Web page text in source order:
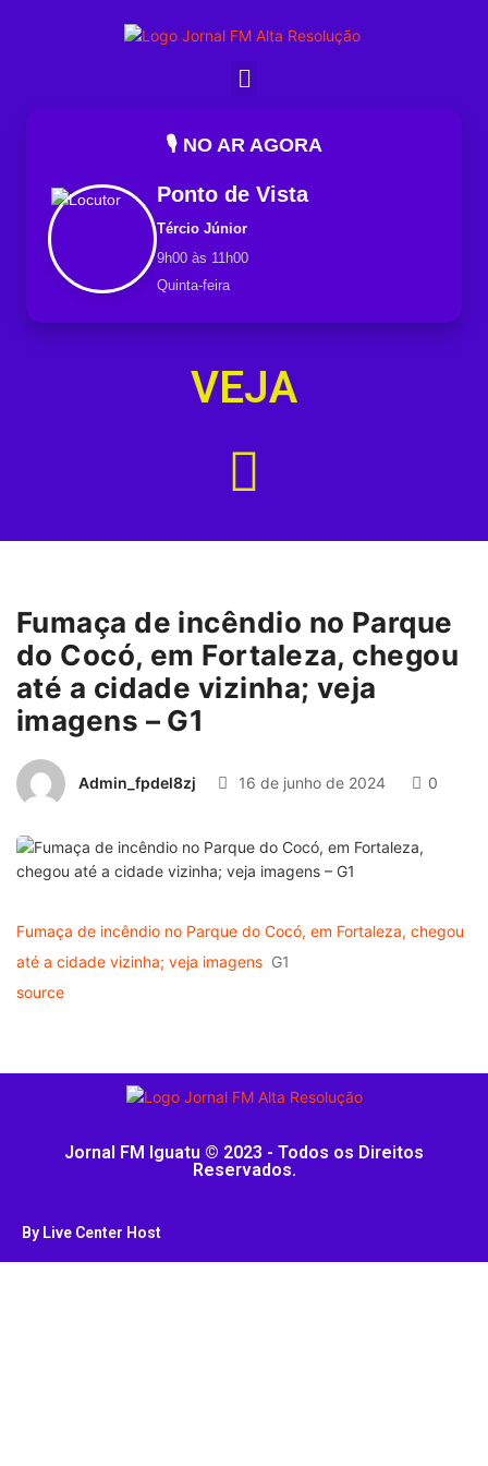
🎙️ NO AR AGORA
Ponto de Vista
Tércio Júnior
9h00 às 11h00
Quinta-feira
VEJA
Fumaça de incêndio no Parque
do Cocó, em Fortaleza, chegou
até a cidade vizinha; veja
imagens – G1
Admin_fpdel8zj 16 de junho de 2024 0
Fumaça de incêndio no Parque do Cocó, em Fortaleza, chegou
até a cidade vizinha; veja imagens G1
source
Jornal FM Iguatu © 2023 - Todos os Direitos
Reservados.
By Live Center Host